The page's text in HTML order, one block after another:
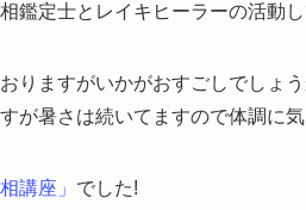
鑑定士とレイキヒーラーの活動
りますがいかがおすごしでしょう
が暑さは続いてますので体調に
講座」 でした!